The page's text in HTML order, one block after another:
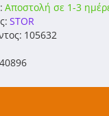
Αποστολή σε 1-3
STOR
105632